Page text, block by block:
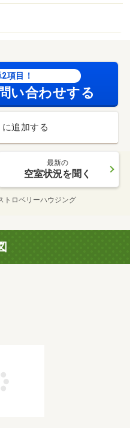
項目！
い合わせする
追加する
最新の
空室状況を聞く
トロベリーハウジング